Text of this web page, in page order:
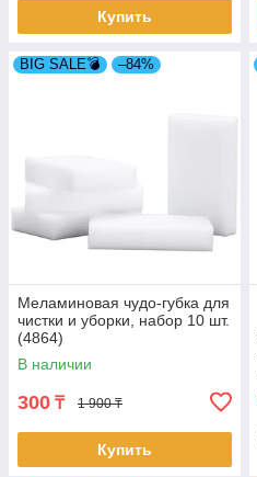
Купить
BIG SALE💣 –84%
Меламиновая чудо-губка для
чистки и уборки, набор 10 шт.
(4864)
В наличии
300 ₸ 1 900 ₸
Купить